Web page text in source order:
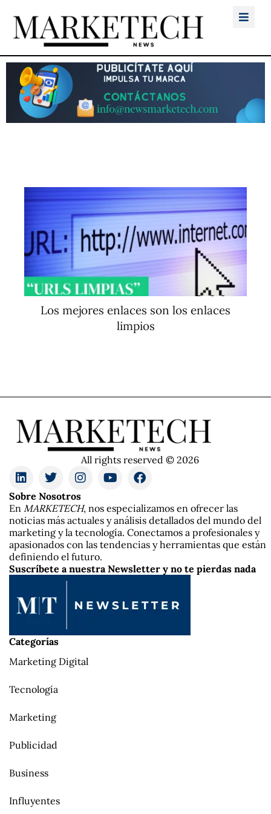
Los mejores enlaces son los enlaces
limpios
All rights reserved © 2026
Sobre Nosotros
En MARKETECH, nos especializamos en ofrecer las
noticias más actuales y análisis detallados del mundo del
marketing y la tecnología. Conectamos a profesionales y
apasionados con las tendencias y herramientas que están
definiendo el futuro.
Suscríbete a nuestra Newsletter y no te pierdas nada
Categorías
Marketing Digital
Tecnología
Marketing
Publicidad
Business
Influyentes